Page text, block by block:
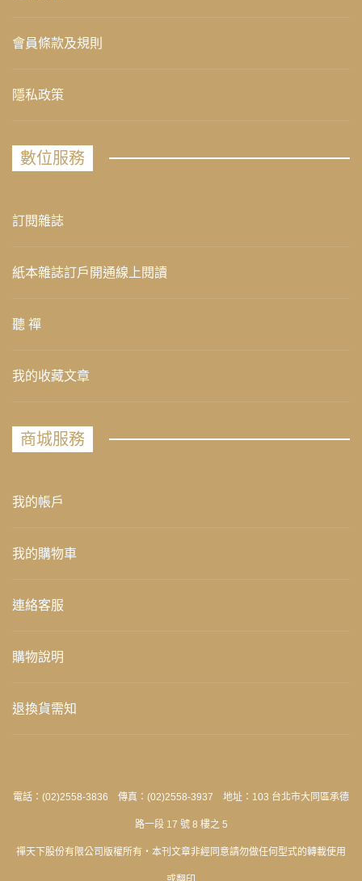
會員條款及規則
隱私政策
數位服務
訂閱雜誌
紙本雜誌訂戶開通線上閱讀
聽 禪
我的收藏文章
商城服務
我的帳戶
我的購物車
連絡客服
購物說明
退換貨需知
電話：(02)2558-3836 傳真：(02)2558-3937 地址：103 台北市大同區承德
路一段 17 號 8 樓之 5
禪天下股份有限公司版權所有‧本刊文章非經同意請勿做任何型式的轉載使用